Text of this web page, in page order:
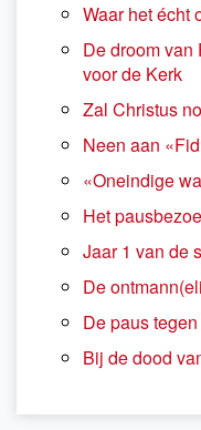
Waar het écht
De droom van
voor de Kerk
Zal Christus
Neen aan
«Oneindige
Het
Jaar 1 van de
De
De paus
Bij de dood